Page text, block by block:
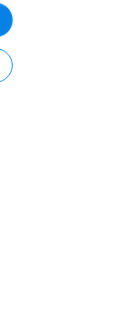
,Paweł Woziński